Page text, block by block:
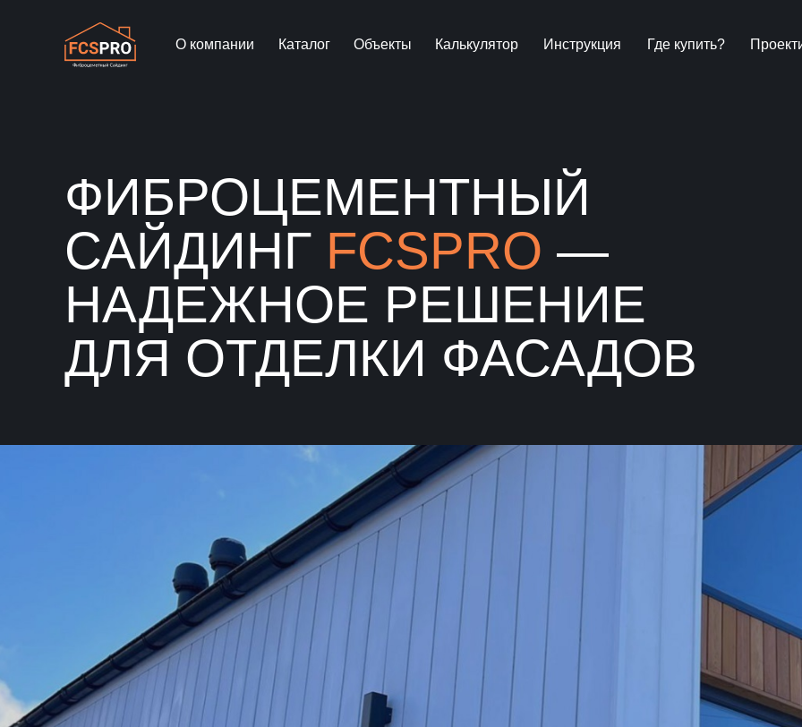
О компании Каталог Объекты Где купить?
Калькулятор Инструкция
ФИБРОЦЕМЕНТНЫЙ
САЙДИНГ FCSPRO —
НАДЕЖНОЕ РЕШЕНИЕ
ДЛЯ ОТДЕЛКИ ФАСАДОВ